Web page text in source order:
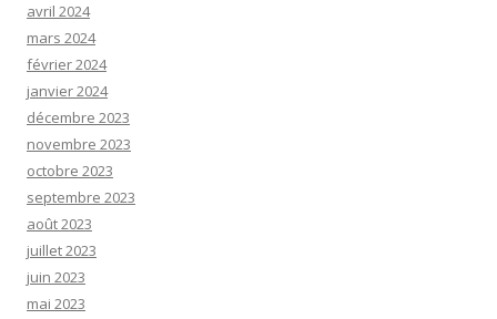
avril 2024
mars 2024
février 2024
janvier 2024
décembre 2023
novembre 2023
octobre 2023
septembre 2023
août 2023
juillet 2023
juin 2023
mai 2023